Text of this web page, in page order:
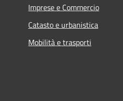
Imprese e Commercio
Catasto e urbanistica
Mobilità e trasporti